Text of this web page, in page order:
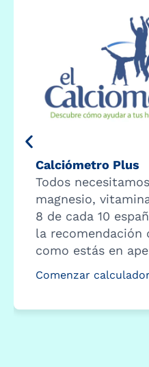
Calciómetro Plus
Todos
magnesio,
8 de cada 10
la recomendación
como estás en
Comenzar